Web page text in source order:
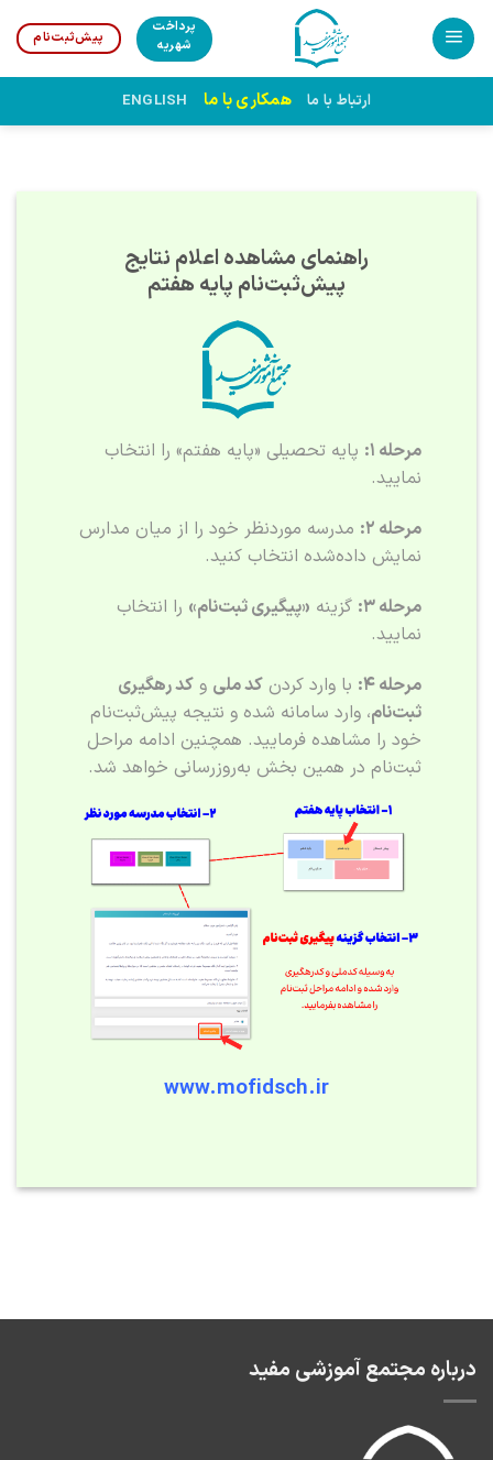
Skip
content
پرداخت
شهریه
پیش‌ثبت‌نام
ارتباط با ما همکاری با ما ENGLISH
راهنمای مشاهده اعلام نتایج
پیش‌ثبت‌نام پایه هفتم
مرحله ۱:
پایه تحصیلی «پایه هفتم» را انتخاب
نمایید.
مرحله ۲:
مدرسه موردنظر خود را از میان مدارس
نمایش داده‌شده انتخاب کنید.
مرحله ۳:
گزینه «پیگیری ثبت‌نام» را انتخاب
نمایید.
مرحله ۴:
با وارد کردن کد ملی و کد رهگیری
ثبت‌نام، وارد سامانه شده و نتیجه پیش‌ثبت‌نام
خود را مشاهده فرمایید. همچنین ادامه مراحل
ثبت‌نام در همین بخش به‌روزرسانی خواهد شد.
www.mofidsch.ir
درباره مجتمع آموزشی مفید